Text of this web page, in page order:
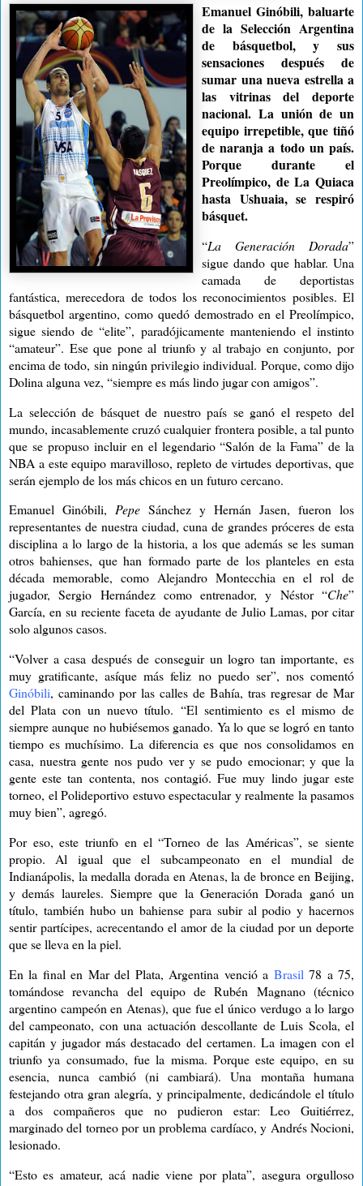
Emanuel Ginóbili, baluarte
de la Selección Argentina
de básquetbol, y sus
sensaciones después de
sumar una nueva estrella a
las vitrinas del deporte
nacional. La unión de un
equipo irrepetible, que tiñó
de naranja a todo un país.
Porque durante el
Preolímpico, de La Quiaca
hasta Ushuaia, se respiró
básquet.
“La Generación Dorada”
sigue dando que hablar. Una
camada de deportistas
fantástica, merecedora de todos los reconocimientos posibles. El
básquetbol argentino, como quedó demostrado en el Preolímpico,
sigue siendo de “elite”, paradójicamente manteniendo el instinto
“amateur”. Ese que pone al triunfo y al trabajo en conjunto, por
encima de todo, sin ningún privilegio individual. Porque, como dijo
Dolina alguna vez, “siempre es más lindo jugar con amigos”.
La selección de básquet de nuestro país se ganó el respeto del
mundo, incasablemente cruzó cualquier frontera posible, a tal punto
que se propuso incluir en el legendario “Salón de la Fama” de la
NBA a este equipo maravilloso, repleto de virtudes deportivas, que
serán ejemplo de los más chicos en un futuro cercano.
Emanuel Ginóbili, Pepe Sánchez y Hernán Jasen, fueron los
representantes de nuestra ciudad, cuna de grandes próceres de esta
disciplina a lo largo de la historia, a los que además se les suman
otros bahienses, que han formado parte de los planteles en esta
década memorable, como Alejandro Montecchia en el rol de
jugador, Sergio Hernández como entrenador, y Néstor “Che”
García, en su reciente faceta de ayudante de Julio Lamas, por citar
solo algunos casos.
“Volver a casa después de conseguir un logro tan importante, es
muy gratificante, asíque más feliz no puedo ser”, nos comentó
Ginóbili, caminando por las calles de Bahía, tras regresar de Mar
del Plata con un nuevo título. “El sentimiento es el mismo de
siempre aunque no hubiésemos ganado. Ya lo que se logró en tanto
tiempo es muchísimo. La diferencia es que nos consolidamos en
casa, nuestra gente nos pudo ver y se pudo emocionar; y que la
gente este tan contenta, nos contagió. Fue muy lindo jugar este
torneo, el Polideportivo estuvo espectacular y realmente la pasamos
muy bien”, agregó.
Por eso, este triunfo en el “Torneo de las Américas”, se siente
propio. Al igual que el subcampeonato en el mundial de
Indianápolis, la medalla dorada en Atenas, la de bronce en Beijing,
y demás laureles. Siempre que la Generación Dorada ganó un
título, también hubo un bahiense para subir al podio y hacernos
sentir partícipes, acrecentando el amor de la ciudad por un deporte
que se lleva en la piel.
En la final en Mar del Plata, Argentina venció a Brasil 78 a 75,
tomándose revancha del equipo de Rubén Magnano (técnico
argentino campeón en Atenas), que fue el único verdugo a lo largo
del campeonato, con una actuación descollante de Luis Scola, el
capitán y jugador más destacado del certamen. La imagen con el
triunfo ya consumado, fue la misma. Porque este equipo, en su
esencia, nunca cambió (ni cambiará). Una montaña humana
festejando otra gran alegría, y principalmente, dedicándole el título
a dos compañeros que no pudieron estar: Leo Guitiérrez,
marginado del torneo por un problema cardíaco, y Andrés Nocioni,
lesionado.
“Esto es amateur, acá nadie viene por plata”, asegura orgulloso